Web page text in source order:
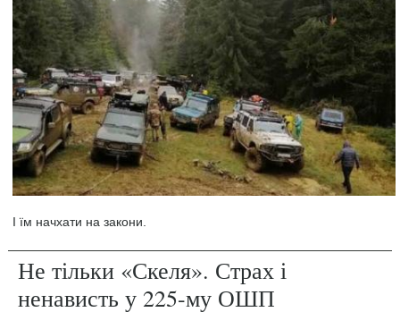
І їм начхати на закони.
Не тільки «Скеля». Страх і
ненависть у 225-му ОШП